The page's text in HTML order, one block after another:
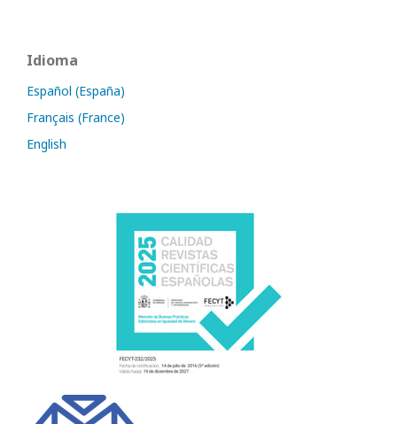
Idioma
Español (España)
Français (France)
English